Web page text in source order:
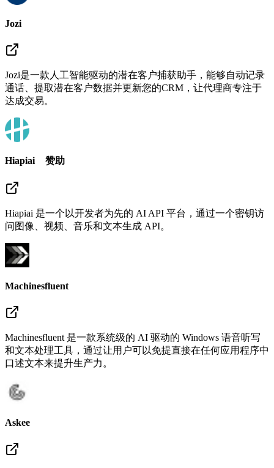
Jozi
Jozi是一款人工智能驱动的潜在客户捕获助手，能够自动记录
通话、提取潜在客户数据并更新您的CRM，让代理商专注于
达成交易。
Hiapiai 赞助
Hiapiai 是一个以开发者为先的 AI API 平台，通过一个密钥访
问图像、视频、音乐和文本生成 API。
Machinesfluent
Machinesfluent 是一款系统级的 AI 驱动的 Windows 语音听写
和文本处理工具，通过让用户可以免提直接在任何应用程序中
口述文本来提升生产力。
Askee